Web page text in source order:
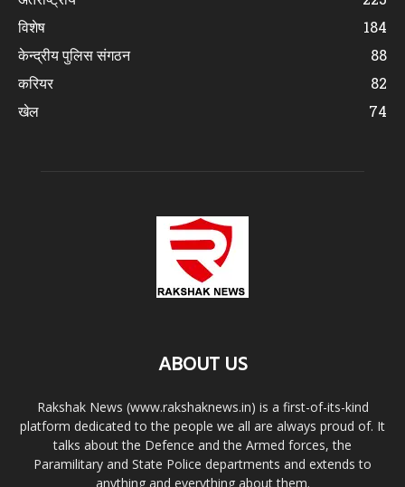
विशेष
184
केन्द्रीय पुलिस संगठन
88
करियर
82
खेल
74
ABOUT US
Rakshak News (www.rakshaknews.in) is a first-of-its-kind
platform dedicated to the people we all are always proud of. It
talks about the Defence and the Armed forces, the
Paramilitary and State Police departments and extends to
anything and everything about them.